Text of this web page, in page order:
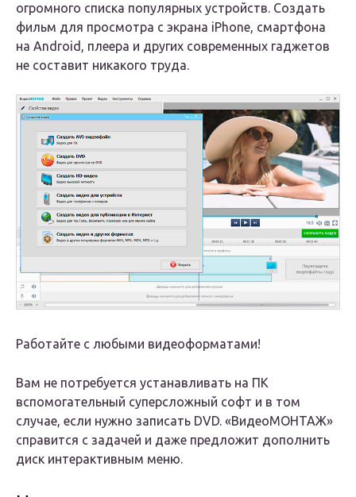
огромного списка популярных устройств. Создать
фильм для просмотра с экрана iPhone, смартфона
на Android, плеера и других современных гаджетов
не составит никакого труда.
Работайте с любыми видеоформатами!
Вам не потребуется устанавливать на ПК
вспомогательный суперсложный софт и в том
случае, если нужно записать DVD. «ВидеоМОНТАЖ»
справится с задачей и даже предложит дополнить
диск интерактивным меню.